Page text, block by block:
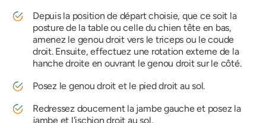
Depuis la position de départ choisie, que ce soit la
posture de la table ou celle du chien tête en bas,
amenez le genou droit vers le triceps ou le coude
droit. Ensuite, effectuez une rotation externe de la
hanche droite en ouvrant le genou droit sur le côté.
Posez le genou droit et le pied droit au sol.
Redressez doucement la jambe gauche et posez la
jambe et l'ischion droit au sol.